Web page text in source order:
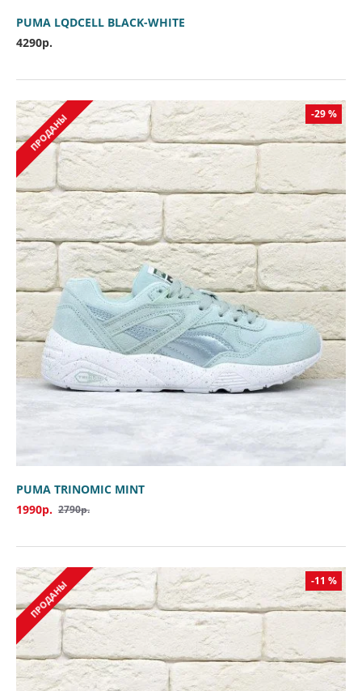
PUMA LQDCELL BLACK-WHITE
4290р.
-29 %
ПРОДАНЫ
PUMA TRINOMIC MINT
1990р. 2790р.
-11 %
ПРОДАНЫ